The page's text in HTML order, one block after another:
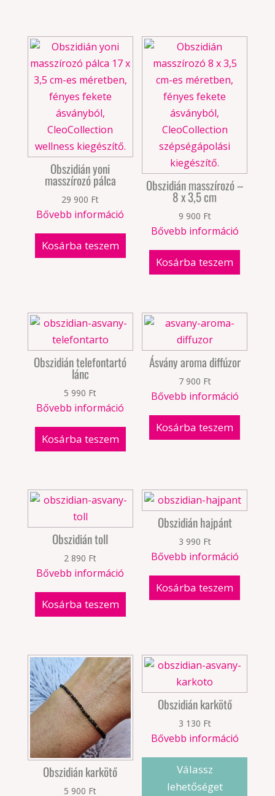
Obszidián yoni
masszírozó pálca
29 900 Ft
Bővebb információ
Kosárba teszem
Obszidián masszírozó –
8 x 3,5 cm
9 900 Ft
Bővebb információ
Kosárba teszem
Obszidián telefontartó
lánc
5 990 Ft
Bővebb információ
Kosárba teszem
Ásvány aroma diffúzor
7 900 Ft
Bővebb információ
Kosárba teszem
Obszidián toll
2 890 Ft
Bővebb információ
Kosárba teszem
Obszidián hajpánt
3 990 Ft
Bővebb információ
Kosárba teszem
Obszidián karkötő
5 900 Ft
Obszidián karkötő
3 130 Ft
Bővebb információ
Válassz
lehetőséget